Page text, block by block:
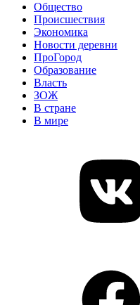
Общество
Происшествия
Экономика
Новости деревни
ПроГород
Образование
Власть
ЗОЖ
В стране
В мире